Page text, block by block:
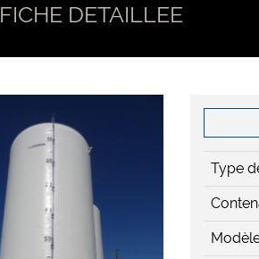
FICHE DETAILLEE
Type